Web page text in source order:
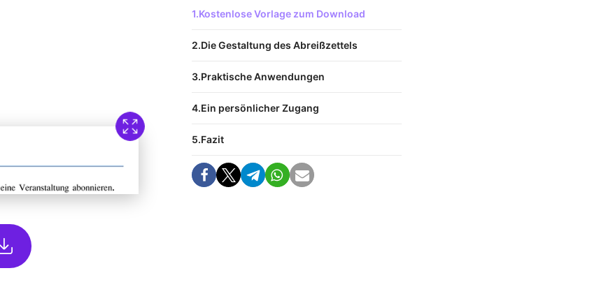
Kostenlose Vorlage zum Download
Die Gestaltung des Abreißzettels
Praktische Anwendungen
Ein persönlicher Zugang
Fazit